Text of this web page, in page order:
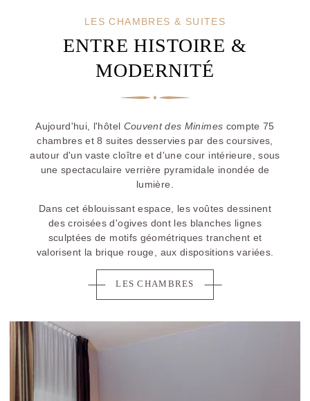
LES CHAMBRES & SUITES
ENTRE HISTOIRE &
MODERNITÉ
Aujourd'hui, l'hôtel Couvent des Minimes compte 75
chambres et 8 suites desservies par des coursives,
autour d'un vaste cloître et d'une cour intérieure, sous
une spectaculaire verrière pyramidale inondée de
lumière.
Dans cet éblouissant espace, les voûtes dessinent
des croisées d'ogives dont les blanches lignes
sculptées de motifs géométriques tranchent et
valorisent la brique rouge, aux dispositions variées.
LES CHAMBRES